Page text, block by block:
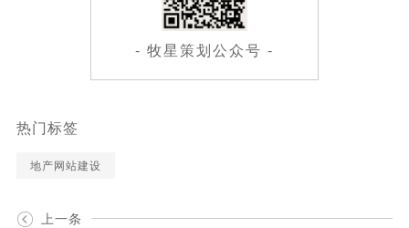
- 牧星策划公众号 -
热门标签
地产网站建设
上一条